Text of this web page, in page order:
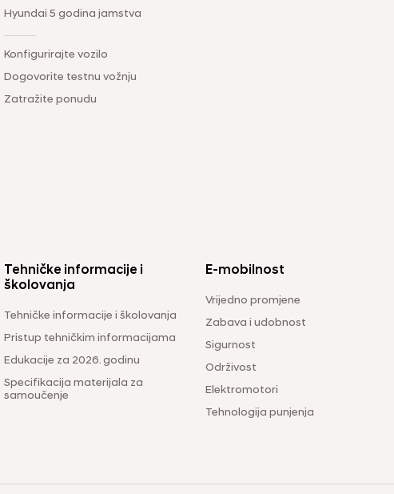
Hyundai 5 godina jamstva
Konfigurirajte vozilo
Dogovorite testnu vožnju
Zatražite ponudu
Tehničke informacije i
školovanja
Tehničke informacije i školovanja
Pristup tehničkim informacijama
Edukacije za 2026. godinu
Specifikacija materijala za
samoučenje
E-mobilnost
Vrijedno promjene
Zabava i udobnost
Sigurnost
Održivost
Elektromotori
Tehnologija punjenja